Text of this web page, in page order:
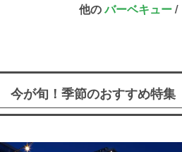
他のバーベキュー/
今が旬！季節のおすすめ特集